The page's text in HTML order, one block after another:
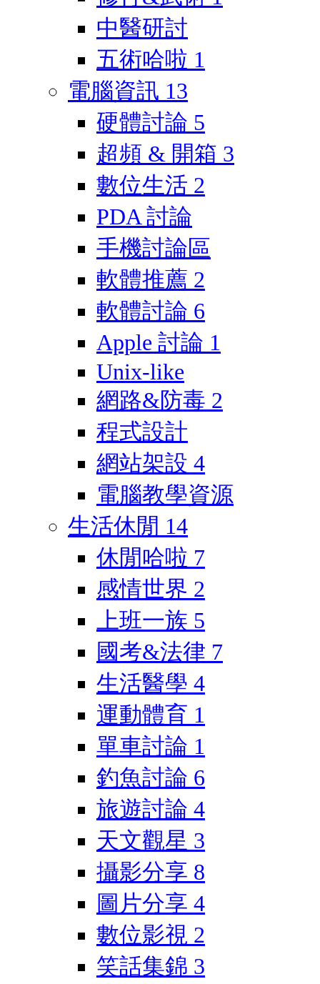
中醫研討
五術哈啦 1
電腦資訊 13
硬體討論 5
超頻 & 開箱 3
數位生活 2
PDA 討論
手機討論區
軟體推薦 2
軟體討論 6
Apple 討論 1
Unix-like
網路&防毒 2
程式設計
網站架設 4
電腦教學資源
生活休閒 14
休閒哈啦 7
感情世界 2
上班一族 5
國考&法律 7
生活醫學 4
運動體育 1
單車討論 1
釣魚討論 6
旅遊討論 4
天文觀星 3
攝影分享 8
圖片分享 4
數位影視 2
笑話集錦 3